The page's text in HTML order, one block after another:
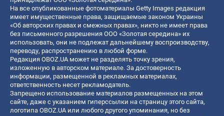
На все опубликованные фотоматериалы Getty Images редакция
имеет имущественные права, защищаемые законом Украины
«Об авторских правах и смежных правах», никто не имеет права
без письменного разрешения ООО «Золотая середина» их
использовать, они не подлежат дальнейшему воспроизводству,
переводу, распространению в любой форме.
Редакция OBOZ.UA может не разделять точку зрения,
изложенную в авторском материале. За достоверность
информации, размещенной в рекламных материалах,
ответственность несет рекламодатель.
Запрещено использование материалов размещенных на этом
сайте, даже с указанием гиперссылки на страницу этого сайта,
логотипа OBOZ.UA или любого другого упоминания, но без